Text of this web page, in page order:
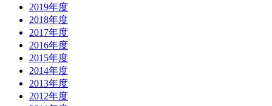
2019年度
2018年度
2017年度
2016年度
2015年度
2014年度
2013年度
2012年度